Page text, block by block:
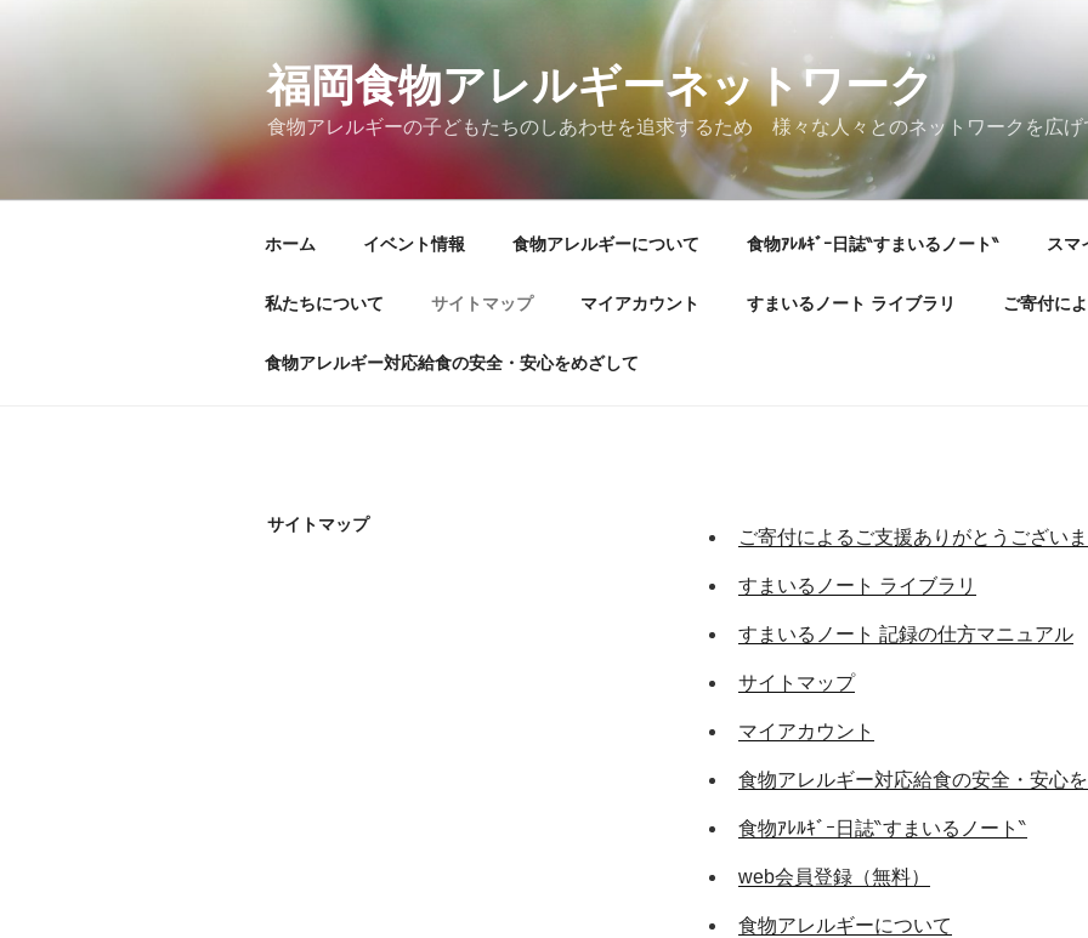
福岡食物アレルギーネットワーク
食物アレルギーの子どもたちのしあわせを追求するため 様々な人々とのネットワークを広げ
ホーム イベント情報 食物アレルギーについて 食物ｱﾚﾙｷﾞｰ日誌‶すまいるノート‶ スマ
私たちについて サイトマップ マイアカウント すまいるノート ライブラリ ご寄付に
食物アレルギー対応給食の安全・安心をめざして
サイトマップ
ご寄付によるご支援ありがとうござい
すまいるノート ライブラリ
すまいるノート 記録の仕方マニュアル
サイトマップ
マイアカウント
食物アレルギー対応給食の安全・安心
食物ｱﾚﾙｷﾞｰ日誌‶すまいるノート‶
web会員登録（無料）
食物アレルギーについて